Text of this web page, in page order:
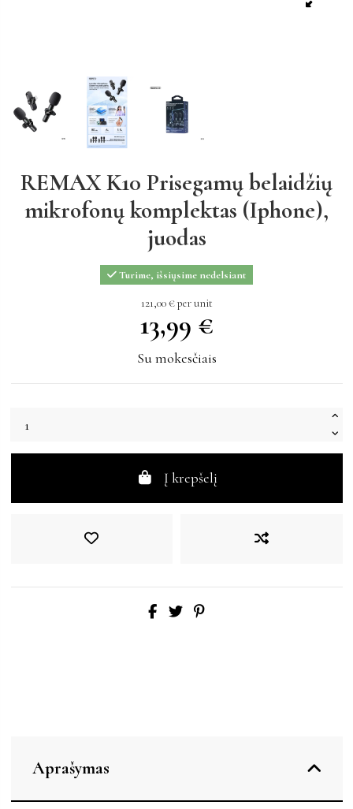
REMAX K10 Prisegamų belaidžių
mikrofonų komplektas (Iphone),
juodas
Turime, išsiųsime nedelsiant
13,99 €
121,00 € per unit
13,99 €
Su mokesčiais
Į krepšelį
Aprašymas